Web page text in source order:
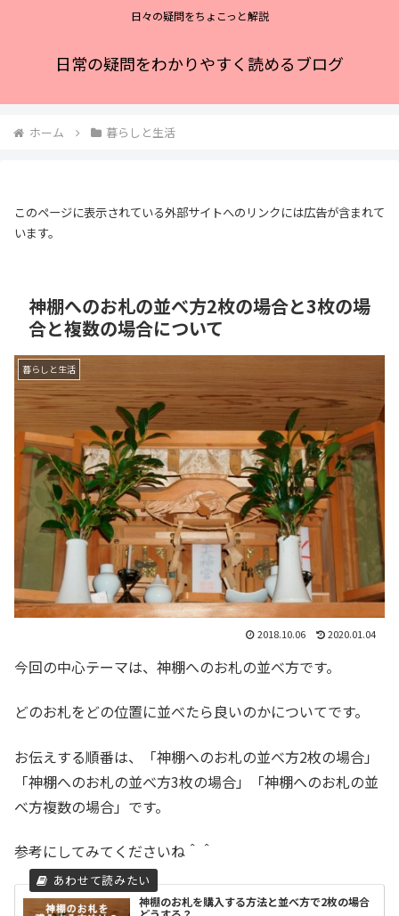
日々の疑問をちょこっと解説
日常の疑問をわかりやすく読めるブログ
ホーム 暮らしと生活
このページに表示されている外部サイトへのリンクには広告が含まれて
います。
神棚へのお札の並べ方2枚の場合と3枚の場
合と複数の場合について
暮らしと生活
2018.10.06 2020.01.04
今回の中心テーマは、神棚へのお札の並べ方です。
どのお札をどの位置に並べたら良いのかについてです。
お伝えする順番は、「神棚へのお札の並べ方2枚の場合」
「神棚へのお札の並べ方3枚の場合」「神棚へのお札の並
べ方複数の場合」です。
参考にしてみてくださいね＾＾
神棚のお札を購入する方法と並べ方で2枚の場合